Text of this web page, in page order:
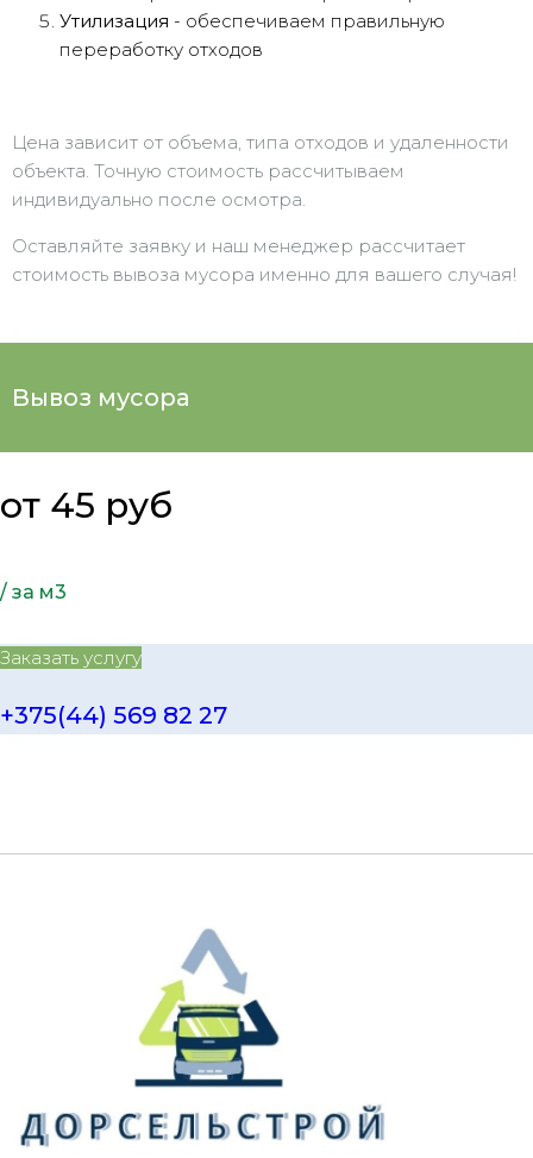
Утилизация - обеспечиваем правильную
переработку отходов
Цена зависит от объема, типа отходов и удаленности
объекта. Точную стоимость рассчитываем
индивидуально после осмотра.
Оставляйте заявку и наш менеджер рассчитает
стоимость вывоза мусора именно для вашего случая!
Вывоз мусора
от 45 руб
/ за м3
Заказать услугу
+375(44) 569 82 27